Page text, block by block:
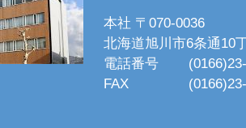
本社 〒070-0036
北海道旭川市6条通10
電話番号
FAX